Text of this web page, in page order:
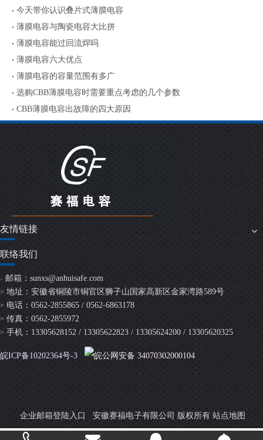
今天带你认识叠片式薄膜电容
薄膜电容与陶瓷电容大比拼
薄膜电容能过回流焊吗
薄膜电容六大优点
薄膜电容的容量范围有多广
选购CBB薄膜电容时需要重点考虑的几个参数
CBB薄膜电容出故障的四大原因
友情链接
联络我们
> 邮箱： sunxs@anhuisafe.com
> 地址：安徽省铜陵市铜官区狮子山国家高新区金家湾路589号
> 电话：0562-2855865 / 0562-6863178
> 传真：0562-2855972
> 手机：13305628152 / 13305622823 / 13305624200 / 13305620325
皖ICP备10202364号-3 皖公网安备 34070302000104
企业邮箱登陆入口 安徽赛福电子有限公司 版权所有 站点地图